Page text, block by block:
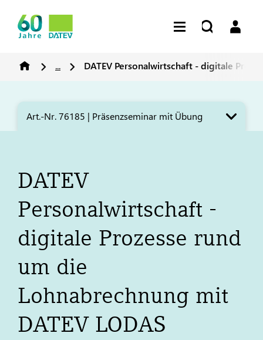
... DATEV Personalwirtschaft - digitale
Art.-Nr. 76185 | Präsenzseminar mit Übung
DATEV
Personalwirtschaft -
digitale Prozesse rund
um die
Lohnabrechnung mit
DATEV LODAS